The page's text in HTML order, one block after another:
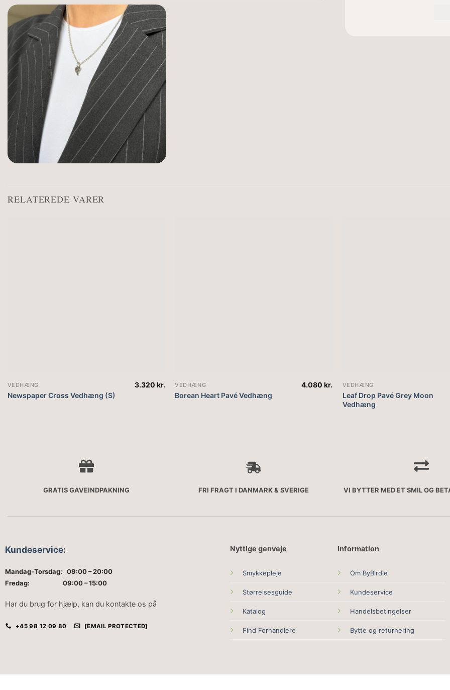
RELATEREDE VARER
VEDHÆNG
Newspaper Cross Vedhæng (S)
3.320 kr. VEDHÆNG
Borean Heart Pavé Vedhæng
4.080kr. VEDHÆNG
Leaf Drop Pavé Grey Moon
Vedhæng
GRATIS GAVEINDPAKNING FRI FRAGT I DANMARK & SVERIGE VI BYTTER MED ET SMIL OG
Kundeservice:
Mandag-Torsdag: 09:00 – 20:00
Fredag: 09:00 – 15:00
Har du brug for hjælp, kan du kontakte os på
+45 98 12 09 80 [EMAIL PROTECTED]
Nyttige genveje
Smykkepleje
Størrelsesguide
Katalog
Find Forhandlere
Information
Om ByBirdie
Kundeservice
Handelsbetingelser
Bytte og returnering